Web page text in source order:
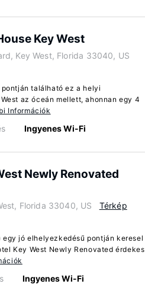
Key West
Key West, Florida 33040, US
található ez a helyi
az óceán mellett, ahonnan egy 4
Információk
Ingyenes Wi-Fi
Newly Renovated
Florida 33040, US
Térkép
egy jó elhelyezkedésű pontján keresel
Key West Newly Renovated érdekes
Ingyenes Wi-Fi